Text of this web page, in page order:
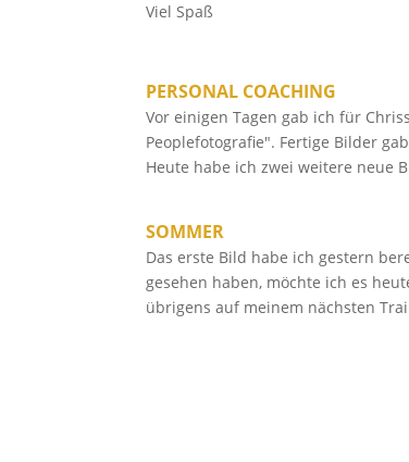
Viel Spaß
PERSONAL COACHING
Vor einigen Tagen gab ich für
Peoplefotografie". Fertige Bilder
Heute habe ich zwei weitere neue
SOMMER
Das erste Bild habe ich gestern
gesehen haben, möchte ich es
übrigens auf meinem nächsten